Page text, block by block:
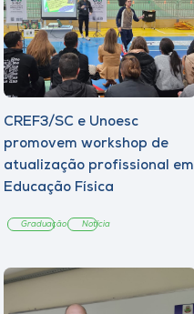
CREF3/SC e Unoesc
promovem workshop de
atualização profissional em
Educação Física
Graduação Notícia